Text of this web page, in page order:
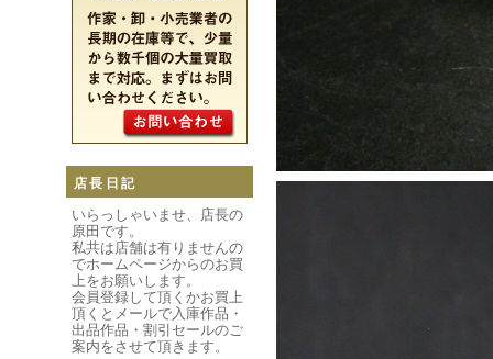
店長日記
いらっしゃいませ、店長の
原田です。
私共は店舗は有りませんの
でホームページからのお買
上をお願いします。
会員登録して頂くかお買上
頂くとメールで入庫作品・
出品作品・割引セールのご
案内をさせて頂きます。